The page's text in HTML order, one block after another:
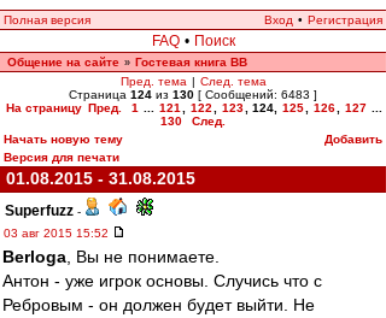
Полная версия Вход • Регистрация
FAQ • Поиск
Общение на сайте » Гостевая книга ВВ
Пред. тема | След. тема
Страница 124 из 130 [ Сообщений: 6483 ]
На страницу Пред. 1 121 122 123 124, 125 126 127
130
След.
Начать новую тему
Добавить
Версия для печати
01.08.2015 - 31.08.2015
Superfuzz -
03 авг 2015 15:52
Berloga , Вы не понимаете.
Антон - уже игрок основы. Случись что с
Ребровым - он должен будет выйти. Не